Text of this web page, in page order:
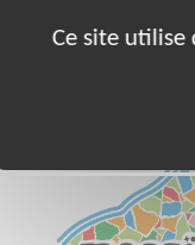
Ce site utilise